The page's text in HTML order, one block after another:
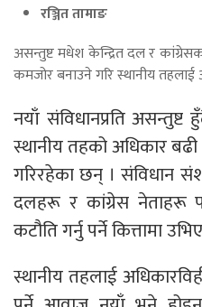
रञ्जित तामाङ
असन्तुष्ट मधेश केन्द्रित दल र
कमजोर बनाउने गरि स्थानीय
नयाँ संविधानप्रति
स्थानीय तहको अधिकार
गरिरहेका छन् । संविधान
दलहरू र कांग्रेस नेताहरू
कटौति गर्नु पर्ने कित्तामा
स्थानीय तहलाई